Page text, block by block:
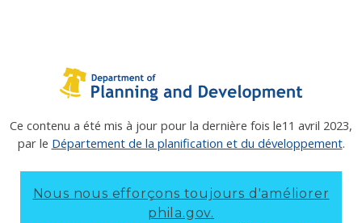
Ce contenu a été mis à jour pour la dernière fois le11 avril 2023,
par le Département de la planification et du développement.
Nous nous efforçons toujours d'améliorer
phila.gov.